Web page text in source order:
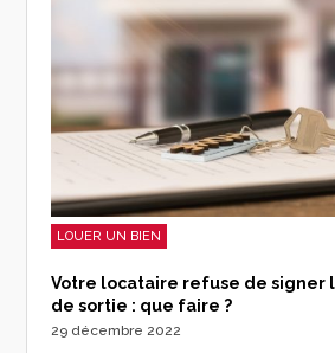
LOUER UN BIEN
Votre locataire refuse de signer
de sortie : que faire ?
29 décembre 2022